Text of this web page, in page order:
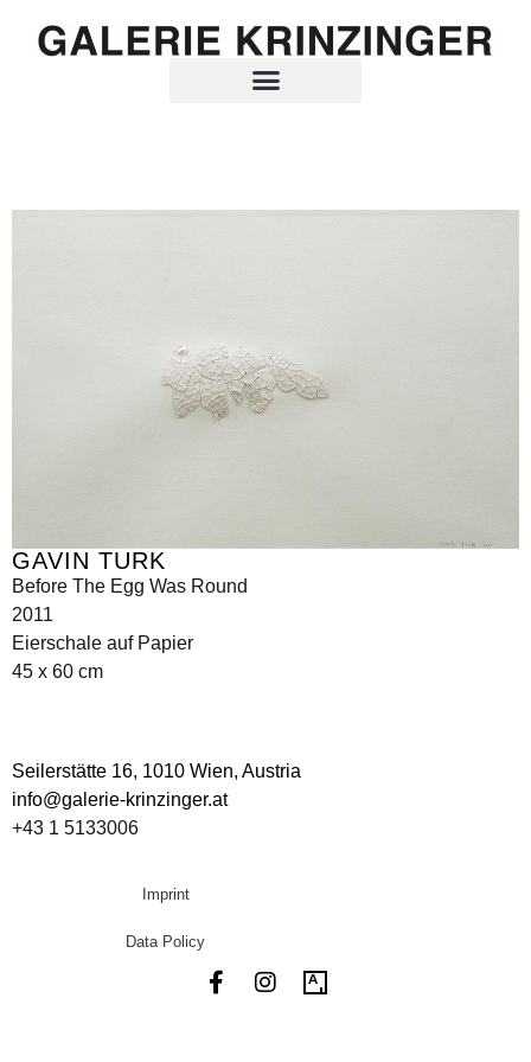
GAVIN TURK
Before The Egg Was Round
2011
Eierschale auf Papier
45 x 60 cm
Seilerstätte 16, 1010 Wien, Austria
info@galerie-krinzinger.at
+43 1 5133006
Imprint
Data Policy